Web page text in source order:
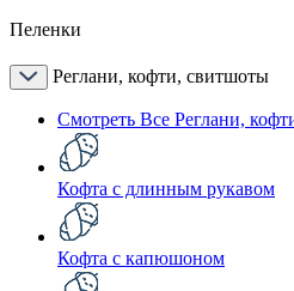
Пеленки
Реглани, кофти, свитшоты
Смотреть Все Реглани,
Кофта с длинным рукавом
Кофта с капюшоном